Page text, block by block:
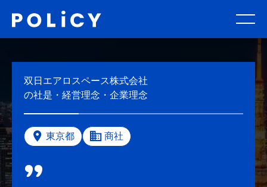
双日エアロスペース株式会社
の社是・経営理念・企業理念
東京都 商社